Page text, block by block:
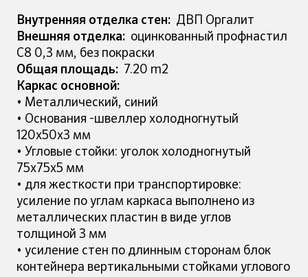
Внутренняя отделка стен: ДВП Оргалит
Внешняя отделка: оцинкованный профнастил
С8 0,3 мм, без покраски
Общая площадь: 7.20 m2
Каркас основной:
• Металлический, синий
• Основания -швеллер холодногнутый
120х50х3 мм
• Угловые стойки: уголок холодногнутый
75х75х5 мм
• для жесткости при транспортировке:
усиление по углам каркаса выполнено из
металлических пластин в виде углов
толщиной 3 мм
• усиление стен по длинным сторонам блок
контейнера вертикальными стойками углового